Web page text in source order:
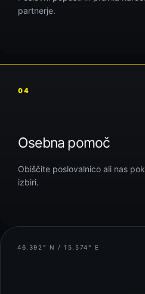
partnerje.
04
Osebna pomoč
Obiščite poslovalnico ali nas
izbiri.
46.392° N / 15.574° E